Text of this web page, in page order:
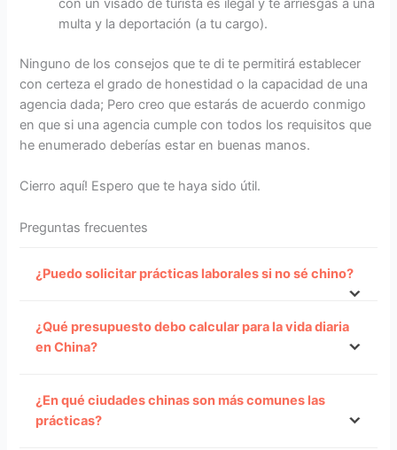
con un visado de turista es ilegal y te arriesgas a una
multa y la deportación (a tu cargo).
Ninguno de los consejos que te di te permitirá establecer
con certeza el grado de honestidad o la capacidad de una
agencia dada; Pero creo que estarás de acuerdo conmigo
en que si una agencia cumple con todos los requisitos que
he enumerado deberías estar en buenas manos.
Cierro aquí! Espero que te haya sido útil.
Preguntas frecuentes
¿Puedo solicitar prácticas laborales si no sé chino?
¿Qué presupuesto debo calcular para la vida diaria
en China?
¿En qué ciudades chinas son más comunes las
prácticas?